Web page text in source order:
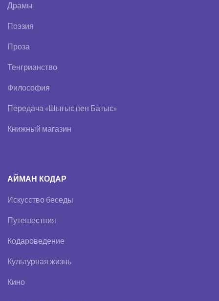
Драмы
Поэзия
Проза
Тенгрианство
Философия
Передача «Шығыс пен Батыс»
Книжный магазин
АЙМАН КОДАР
Искусство беседы
Путешествия
Кодароведение
Культурная жизнь
Кино